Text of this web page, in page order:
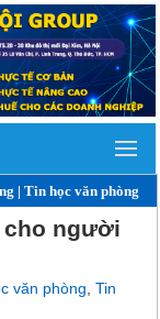
|Tin học văn phòng
cho người
văn phòng ,Tin